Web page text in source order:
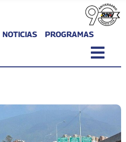
NOTICIAS PROGRAMAS